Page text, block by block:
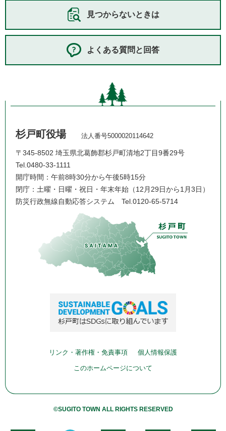
見つからないときは
よくある質問と回答
杉戸町役場 法人番号5000020114642
〒345-8502 埼玉県北葛飾郡杉戸町清地2丁目9番29号
Tel.0480-33-1111
開庁時間：午前8時30分から午後5時15分
閉庁：土曜・日曜・祝日・年末年始（12月29日から1月3日）
防災行政無線自動応答システム Tel.0120-65-5714
リンク・著作権・免責事項 個人情報保護
このホームページについて
©SUGITO TOWN ALL RIGHTS RESERVED